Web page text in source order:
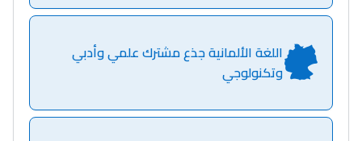
اللغة الألمانية جذع مشترك علمي وأدبي
وتكنولوجي